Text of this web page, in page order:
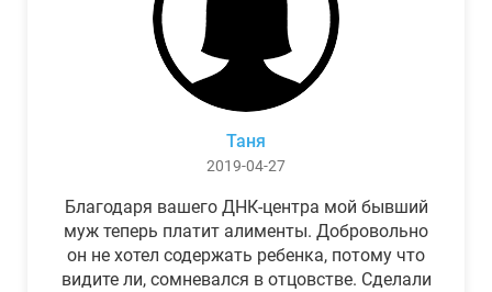
Таня
2019-04-27
Благодаря вашего ДНК-центра мой бывший
муж теперь платит алименты. Добровольно
он не хотел содержать ребенка, потому что
видите ли, сомневался в отцовстве. Сделали